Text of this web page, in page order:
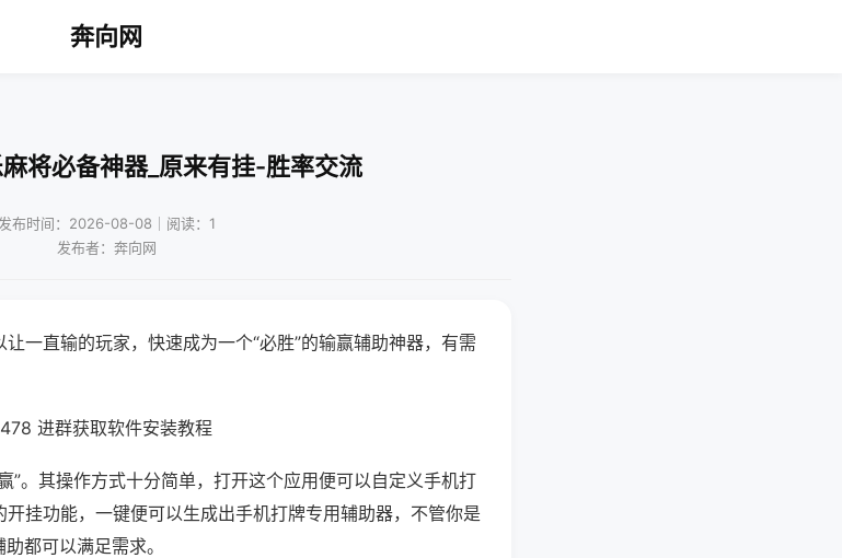
奔向网
将必备神器_原来有挂-胜率交流
发布时间：2026-08-08｜阅读：1
发布者：奔向网
一直输的玩家，快速成为一个“必胜”的输赢辅助神器，有需
进群获取软件安装教程
”。其操作方式十分简单，打开这个应用便可以自定义手机打
挂功能，一键便可以生成出手机打牌专用辅助器，不管你是
都可以满足需求。